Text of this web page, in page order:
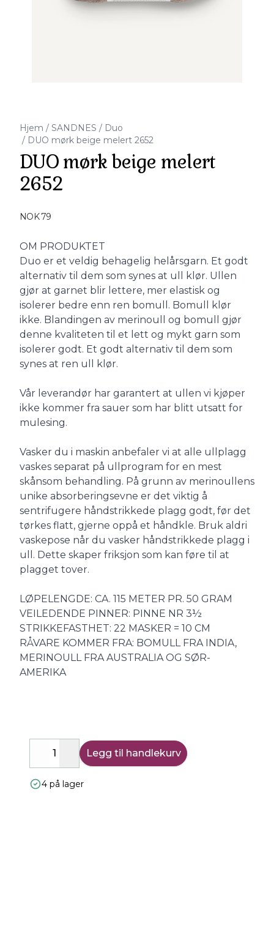
Hjem / SANDNES / Duo
/ DUO mørk beige melert 2652
DUO mørk beige melert
2652
NOK 79
Description
OM PRODUKTET
Duo er et veldig behagelig helårsgarn. Et godt
alternativ til dem som synes at ull klør. Ullen
gjør at garnet blir lettere, mer elastisk og
isolerer bedre enn ren bomull. Bomull klør
ikke. Blandingen av merinoull og bomull gjør
denne kvaliteten til et lett og mykt garn som
isolerer godt. Et godt alternativ til dem som
synes at ren ull klør.
Vår leverandør har garantert at ullen vi kjøper
ikke kommer fra sauer som har blitt utsatt for
mulesing.
Vasker du i maskin anbefaler vi at alle ullplagg
vaskes separat på ullprogram for en mest
skånsom behandling. På grunn av merinoullens
unike absorberingsevne er det viktig å
sentrifugere håndstrikkede plagg godt, før det
tørkes flatt, gjerne oppå et håndkle. Bruk aldri
vaskepose når du vasker håndstrikkede plagg i
ull. Dette skaper friksjon som kan føre til at
plagget tover.
LØPELENGDE: CA. 115 METER PR. 50 GRAM
VEILEDENDE PINNER: PINNE NR 3½
STRIKKEFASTHET: 22 MASKER = 10 CM
RÅVARE KOMMER FRA: BOMULL FRA INDIA,
MERINOULL FRA AUSTRALIA OG SØR-
AMERIKA
DecreaseIncrease
Legg til handlekurv
4 på lager